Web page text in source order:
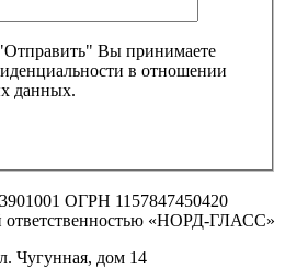
Вы принимаете
в отношении
данных.
ОГРН 1157847450420
ответственностью «НОРД-ГЛАСС»
Чугунная, дом 14